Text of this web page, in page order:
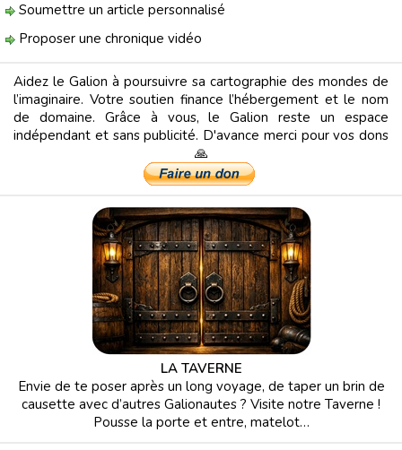
Soumettre un article personnalisé
Proposer une chronique vidéo
Aidez le Galion à poursuivre sa cartographie des mondes de
l’imaginaire. Votre soutien finance l’hébergement et le nom
de domaine. Grâce à vous, le Galion reste un espace
indépendant et sans publicité. D'avance merci pour vos dons
🙏
LA TAVERNE
Envie de te poser après un long voyage, de taper un brin de
causette avec d’autres Galionautes ? Visite notre Taverne !
Pousse la porte et entre, matelot…